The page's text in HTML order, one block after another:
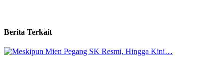
Berita Terkait